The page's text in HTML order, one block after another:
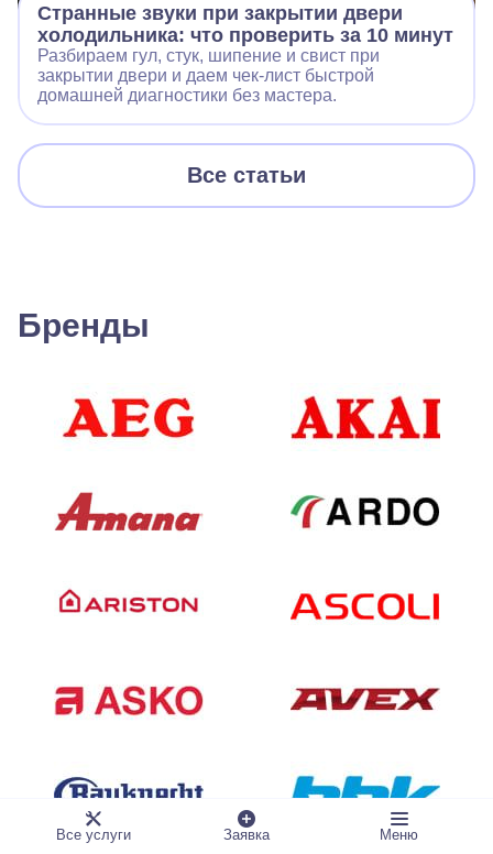
Странные звуки при закрытии двери
холодильника: что проверить за 10 минут
Разбираем гул, стук, шипение и свист при
закрытии двери и даем чек‑лист быстрой
домашней диагностики без мастера.
Все статьи
Бренды
Все услуги Заявка Меню